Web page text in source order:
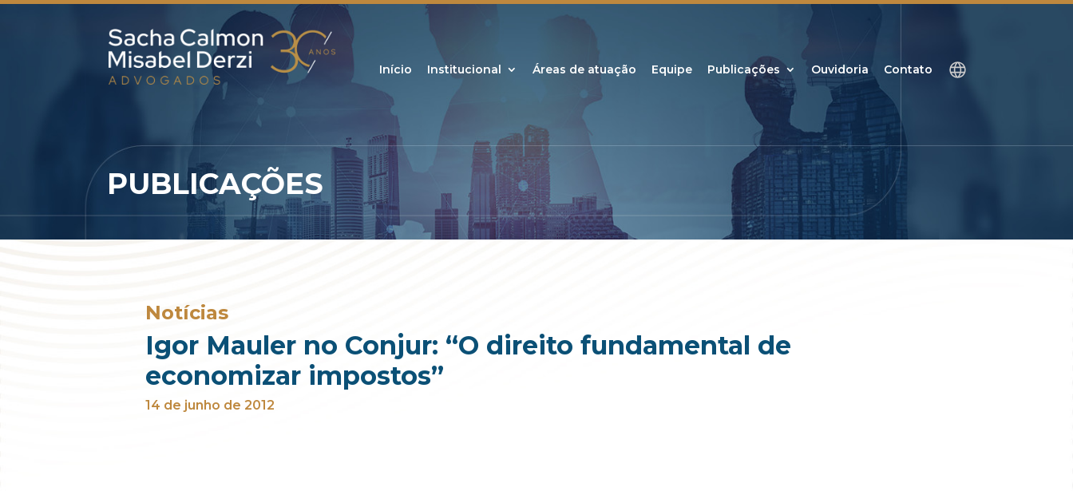
Início Institucional Áreas de atuação Equipe Publicações Ouvidoria Contato
PUBLICAÇÕES
Notícias
Igor Mauler no Conjur: “O direito fundamental de
economizar impostos”
14 de junho de 2012